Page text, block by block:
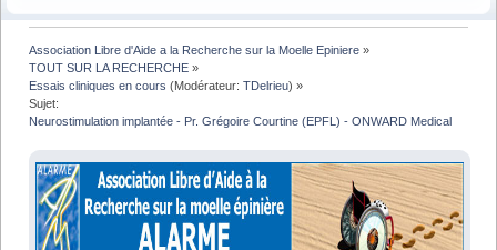
Association Libre d'Aide a la Recherche sur la Moelle Epiniere »
TOUT SUR LA RECHERCHE »
Essais cliniques en cours (Modérateur:TDelrieu) »
Sujet:
Neurostimulation implantée - Pr. Grégoire Courtine (EPFL) - ONWARD Medical